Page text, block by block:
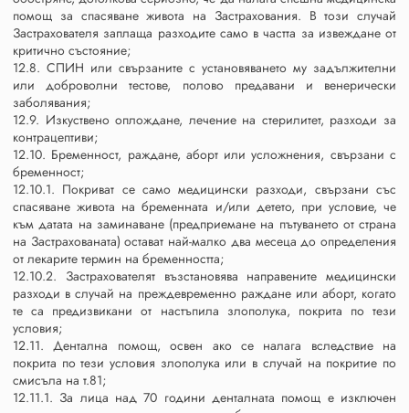
помощ за спасяване живота на Застрахования. В този случай
Застрахователя заплаща разходите само в частта за извеждане от
критично състояние;
12.8. СПИН или свързаните с установяването му задължителни
или доброволни тестове, полово предавани и венерически
заболявания;
12.9. Изкуствено оплождане, лечение на стерилитет, разходи за
контрацептиви;
12.10. Бременност, раждане, аборт или усложнения, свързани с
бременност;
12.10.1. Покриват се само медицински разходи, свързани със
спасяване живота на бременната и/или детето, при условие, че
към датата на заминаване (предприемане на пътуването от страна
на Застрахованата) остават най-малко два месеца до определения
от лекарите термин на бременността;
12.10.2. Застрахователят възстановява направените медицински
разходи в случай на преждевременно раждане или аборт, когато
те са предизвикани от настъпила злополука, покрита по тези
условия;
12.11. Дентална помощ, освен ако се налага вследствие на
покрита по тези условия злополука или в случай на покритие по
смисъла на т.81;
12.11.1. За лица над 70 години денталната помощ е изключен